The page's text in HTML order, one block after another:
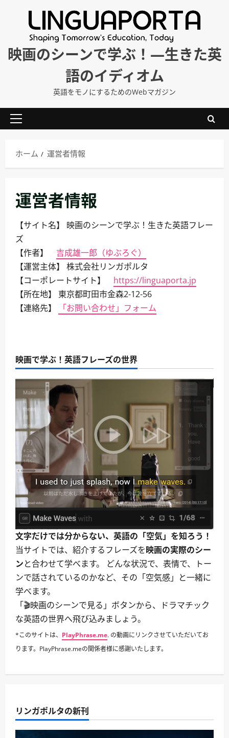
映画のシーンで学ぶ！―生きた英
語のイディオム
英語をモノにするためのWebマガジン
メ
ン
ー
ホーム 運営者情報
運営者情報
【サイト名】 映画のシーンで学ぶ！生きた英語フレー
ズ
【作者】 吉成雄一郎（ゆぶろぐ）
【運営主体】 株式会社リンガポルタ
【コーポレートサイト】 https://linguaporta.jp
【所在地】 東京都町田市金森2-12-56
【連絡先】
「お問い合わせ」フォーム
映画で学ぶ！英語フレーズの世界
文字だけでは分からない、英語の「空気」を知ろう！
当サイトでは、紹介するフレーズを映画の実際のシー
ンと合わせて学べます。 どんな状況で、表情で、トー
ンで話されているのかなど、その「空気感」と一緒に
学べます。
「🎬映画のシーンで見る」ボタンから、ドラマチック
な英語の世界へ飛び込みましょう。
*このサイトは、 PlayPhrase.me. の動画にリンクさせていただいてお
ります。PlayPhrase.meの関係者様に感謝いたします。
リンガポルタの新刊